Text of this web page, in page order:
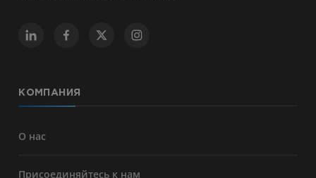
КОМПАНИЯ
О нас
Присоединяйтесь к нам